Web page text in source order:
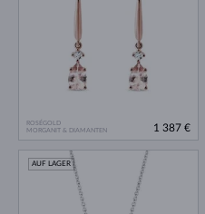
ROSÉGOLD
MORGANIT & DIAMANTEN
1 387 €
AUF LAGER